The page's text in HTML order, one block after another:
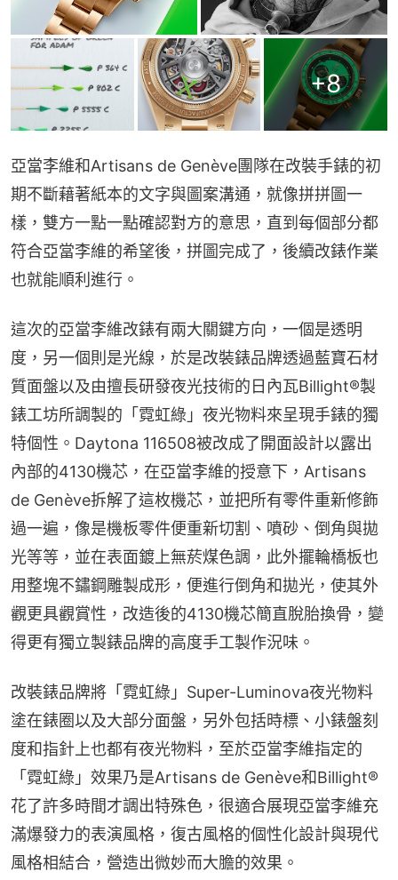
+8
亞當李維和Artisans de Genève團隊在改裝手錶的初
期不斷藉著紙本的文字與圖案溝通，就像拼拼圖一
樣，雙方一點一點確認對方的意思，直到每個部分都
符合亞當李維的希望後，拼圖完成了，後續改錶作業
也就能順利進行。
這次的亞當李維改錶有兩大關鍵方向，一個是透明
度，另一個則是光線，於是改裝錶品牌透過藍寶石材
質面盤以及由擅長研發夜光技術的日內瓦Billight®製
錶工坊所調製的「霓虹綠」夜光物料來呈現手錶的獨
特個性。Daytona 116508被改成了開面設計以露出
內部的4130機芯，在亞當李維的授意下，Artisans
de Genève拆解了這枚機芯，並把所有零件重新修飾
過一遍，像是機板零件便重新切割、噴砂、倒角與拋
光等等，並在表面鍍上無菸煤色調，此外擺輪橋板也
用整塊不鏽鋼雕製成形，便進行倒角和拋光，使其外
觀更具觀賞性，改造後的4130機芯簡直脫胎換骨，變
得更有獨立製錶品牌的高度手工製作況味。
改裝錶品牌將「霓虹綠」Super-Luminova夜光物料
塗在錶圈以及大部分面盤，另外包括時標、小錶盤刻
度和指針上也都有夜光物料，至於亞當李維指定的
「霓虹綠」效果乃是Artisans de Genève和Billight®
花了許多時間才調出特殊色，很適合展現亞當李維充
滿爆發力的表演風格，復古風格的個性化設計與現代
風格相結合，營造出微妙而大膽的效果。